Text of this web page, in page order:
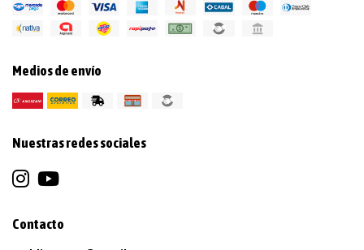
Medios de envío
Nuestras redes sociales
Contacto